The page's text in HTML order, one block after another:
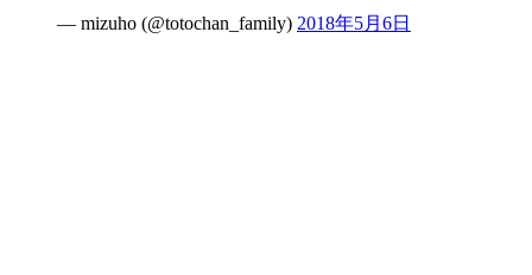
— mizuho (@totochan_family) 2018年5月6日